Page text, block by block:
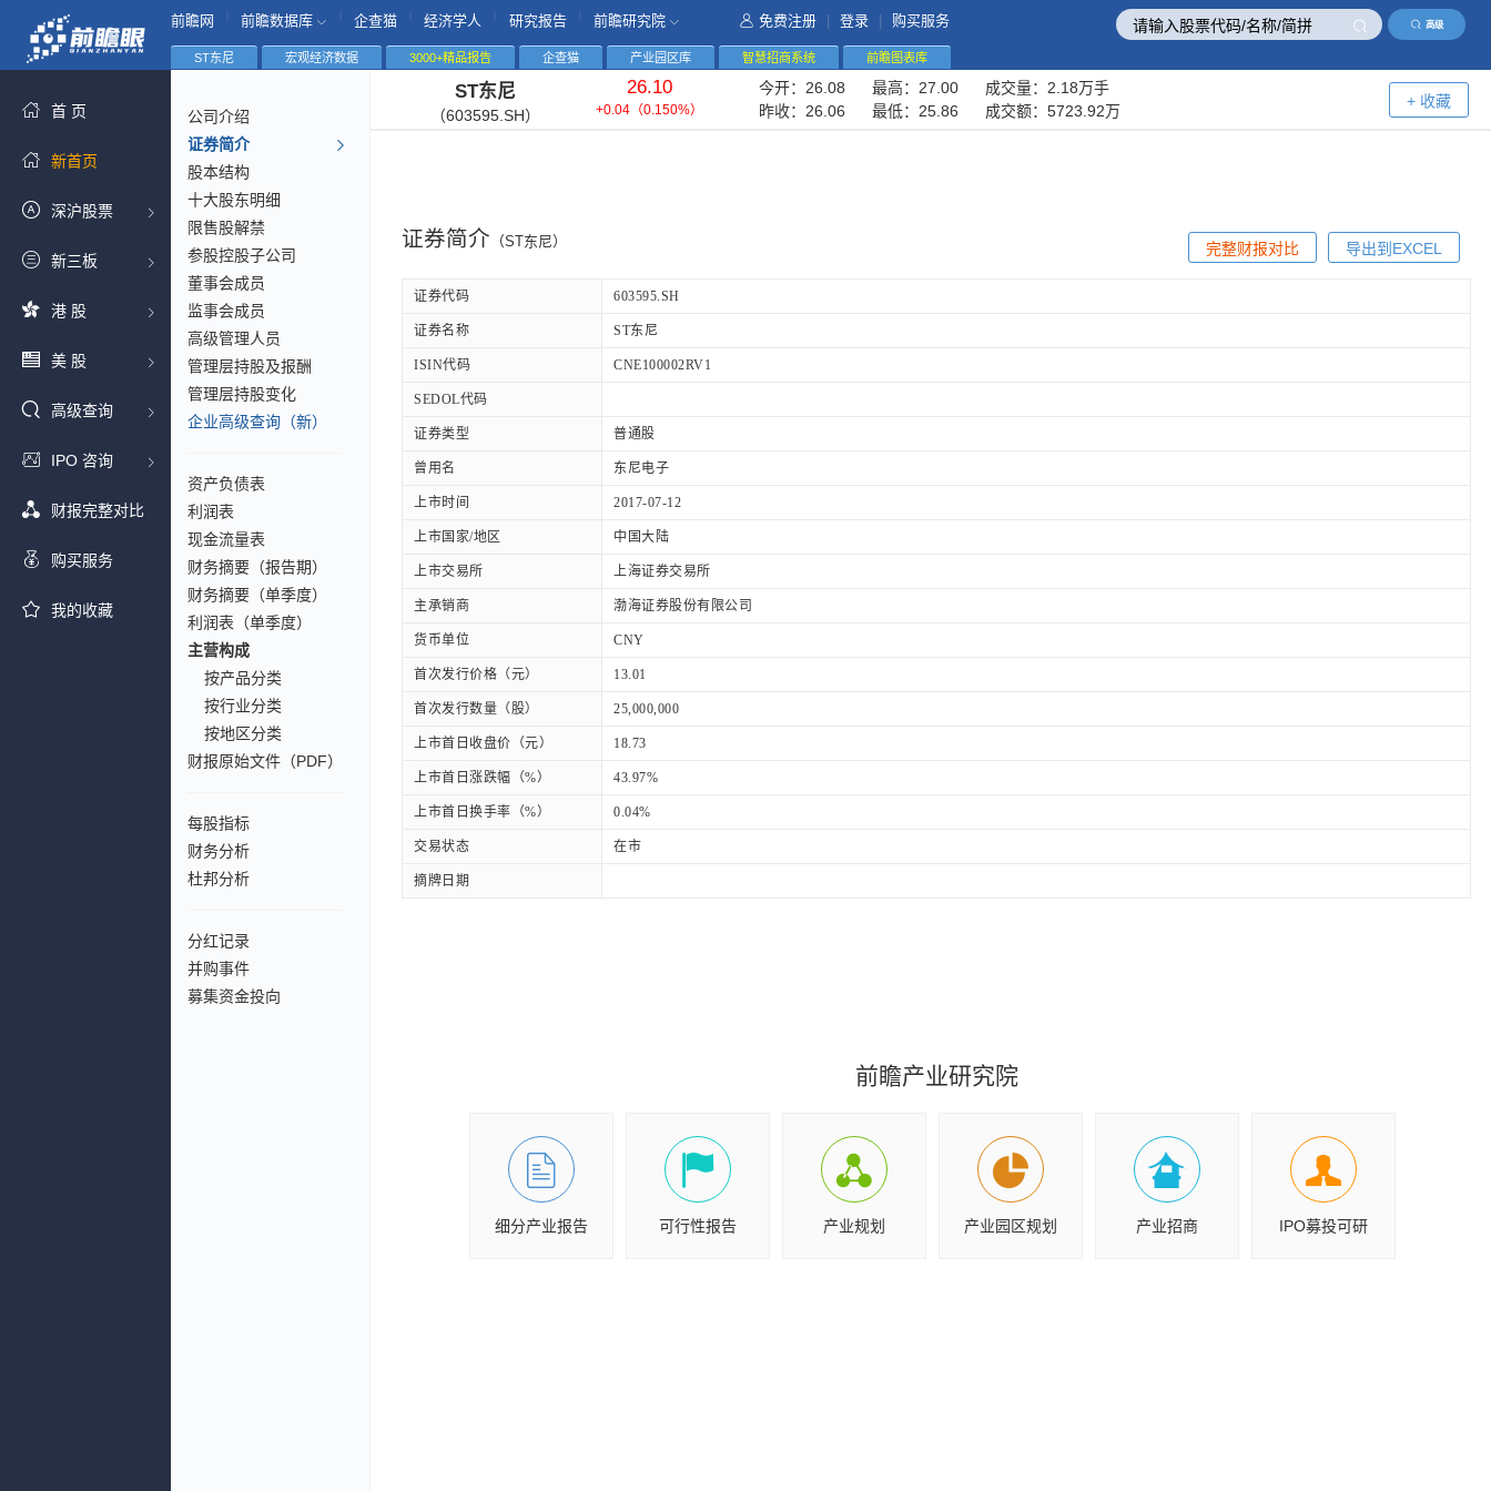
高级
前瞻网 前瞻数据库 企查猫 经济学人 研究报告 前瞻研究院 免费注册 登录 购买服务
首 页
新首页
深沪股票
新三板
港 股
美 股
高级查询
IPO 咨询
财报完整对比
购买服务
我的收藏
ST东尼 宏观经济数据 3000+精品报告 企查猫 产业园区库 智慧招商系统 前瞻图表库
公司介绍
证券简介
股本结构
十大股东明细
限售股解禁
参股控股子公司
董事会成员
监事会成员
高级管理人员
管理层持股及报酬
管理层持股变化
企业高级查询（新）
资产负债表
利润表
现金流量表
财务摘要（报告期）
财务摘要（单季度）
利润表（单季度）
主营构成
按产品分类
按行业分类
按地区分类
财报原始文件（PDF）
每股指标
财务分析
杜邦分析
分红记录
并购事件
募集资金投向
ST东尼
（603595.SH）
26.10
+0.04 （0.150%）
今开： 26.08 最高： 27.00 成交量： 2.18万手
昨收： 26.06 最低： 25.86 成交额： 5723.92万
+ 收藏
证券简介 （ST东尼） 导出到EXCEL
完整财报对比
证券代码 603595.SH
证券名称 ST东尼
ISIN代码 CNE100002RV1
SEDOL代码
证券类型 普通股
曾用名 东尼电子
上市时间 2017-07-12
上市国家/地区 中国大陆
上市交易所 上海证券交易所
主承销商 渤海证券股份有限公司
货币单位 CNY
首次发行价格（元） 13.01
首次发行数量（股） 25,000,000
上市首日收盘价（元） 18.73
上市首日涨跌幅（%） 43.97%
上市首日换手率（%） 0.04%
交易状态 在市
摘牌日期
前瞻产业研究院
细分产业报告 可行性报告 产业规划 产业园区规划 产业招商 IPO募投可研